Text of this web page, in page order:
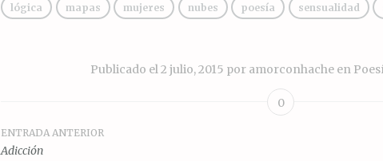
lógica mapas mujeres nubes poesía sensualidad
Publicado el2 julio, 2015 por amorconhache en
0
Navegación
ENTRADA ANTERIOR
Adicción